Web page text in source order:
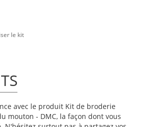
le kit
avec le produit Kit de broderie
mouton - DMC, la façon dont vous